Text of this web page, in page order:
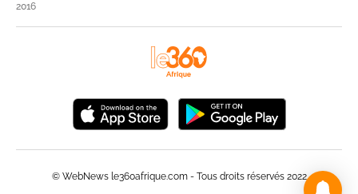
2016
© WebNews le360afrique.com - Tous droits réservés 2022